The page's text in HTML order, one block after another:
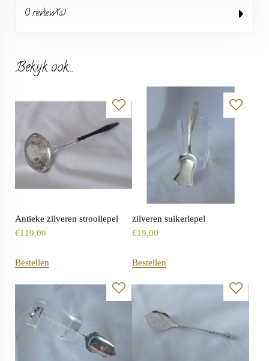
0 review(s)
Bekijk ook...
Antieke zilveren strooilepel
€119,00
Bestellen
zilveren suikerlepel
€19,00
Bestellen